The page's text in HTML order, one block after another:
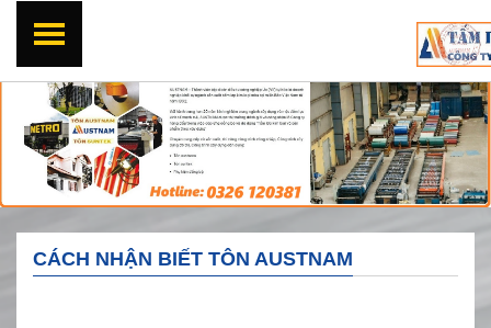
CÁCH NHẬN BIẾT TÔN AUSTNAM